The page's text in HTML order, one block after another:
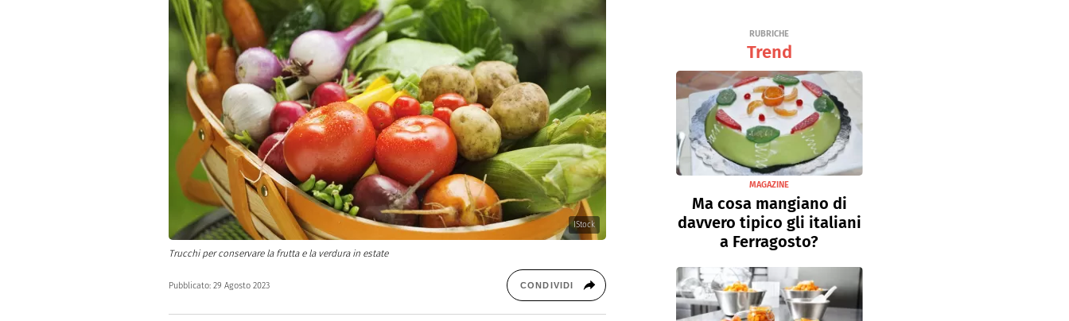
San Valentino
IStock
Trucchi per conservare la frutta e la verdura in estate
Pubblicato: 29 Agosto 2023 CONDIVIDI
RUBRICHE
Trend
MAGAZINE
Ma cosa mangiano di
davvero tipico gli italiani
a Ferragosto?